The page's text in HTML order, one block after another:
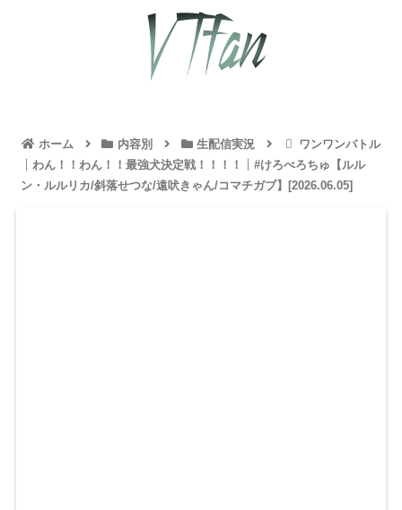
ホーム 内容別 生配信実況
ワンワンバトル
┊わん！！わん！！最強犬決定戦！！！！┊#けろべろちゅ【ルル
ン・ルルリカ/斜落せつな/遠吠きゃん/コマチガブ】[2026.06.05]